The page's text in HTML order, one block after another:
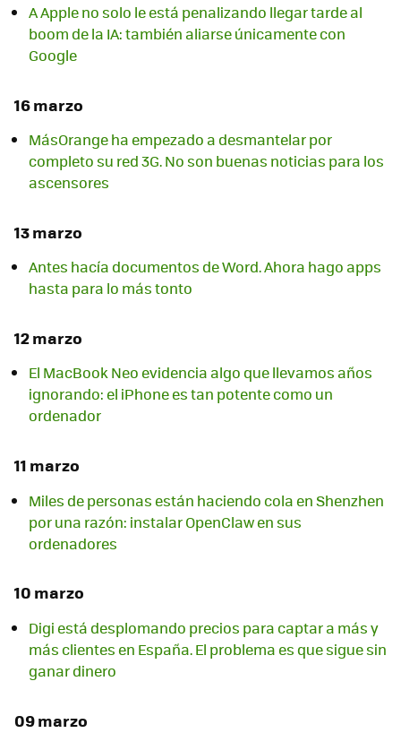
A Apple no solo le está penalizando llegar tarde al
boom de la IA: también aliarse únicamente con
Google
16 marzo
MásOrange ha empezado a desmantelar por
completo su red 3G. No son buenas noticias para los
ascensores
13 marzo
Antes hacía documentos de Word. Ahora hago apps
hasta para lo más tonto
12 marzo
El MacBook Neo evidencia algo que llevamos años
ignorando: el iPhone es tan potente como un
ordenador
11 marzo
Miles de personas están haciendo cola en Shenzhen
por una razón: instalar OpenClaw en sus
ordenadores
10 marzo
Digi está desplomando precios para captar a más y
más clientes en España. El problema es que sigue sin
ganar dinero
09 marzo